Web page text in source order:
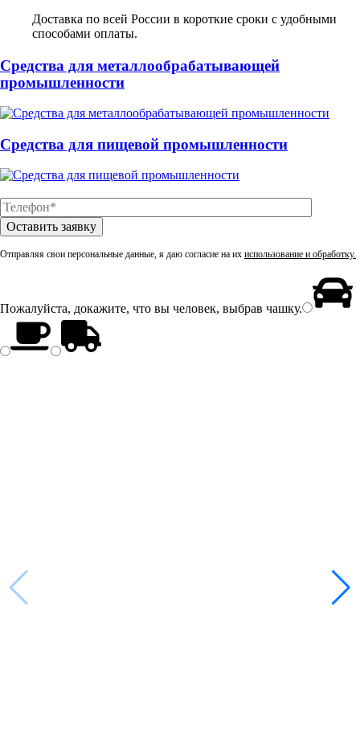
Доставка по всей России в короткие сроки с удобными
способами оплаты.
Средства для металлообрабатывающей
промышленности
Средства для пищевой промышленности
Отправляя свои персональные данные, я даю согласие на их использование и обработку.
Пожалуйста, докажите, что вы человек, выбрав чашку.